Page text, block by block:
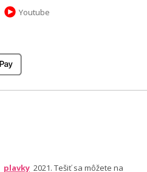
Youtube
plavky 2021. Tešiť sa môžete na